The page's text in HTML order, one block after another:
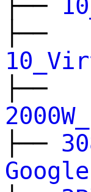
├──
├──
├──
├──